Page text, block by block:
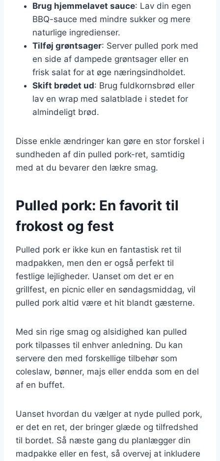
Brug hjemmelavet sauce: Lav din egen
BBQ-sauce med mindre sukker og mere
naturlige ingredienser.
Tilføj grøntsager: Server pulled pork med
en side af dampede grøntsager eller en
frisk salat for at øge næringsindholdet.
Skift brødet ud: Brug fuldkornsbrød eller
lav en wrap med salatblade i stedet for
almindeligt brød.
Disse enkle ændringer kan gøre en stor forskel i
sundheden af din pulled pork-ret, samtidig
med at du bevarer den lækre smag.
Pulled pork: En favorit til
frokost og fest
Pulled pork er ikke kun en fantastisk ret til
madpakken, men den er også perfekt til
festlige lejligheder. Uanset om det er en
grillfest, en picnic eller en søndagsmiddag, vil
pulled pork altid være et hit blandt gæsterne.
Med sin rige smag og alsidighed kan pulled
pork tilpasses til enhver anledning. Du kan
servere den med forskellige tilbehør som
coleslaw, bønner, majs eller endda som en del
af en buffet.
Uanset hvordan du vælger at nyde pulled pork,
er det en ret, der bringer glæde og tilfredshed
til bordet. Så næste gang du planlægger din
madpakke eller en fest, så overvej at inkludere